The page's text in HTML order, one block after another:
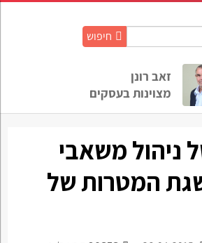
חיפוש
זאב רונן
מצוינות בעסקים
ניהול משאבי
המטרות של